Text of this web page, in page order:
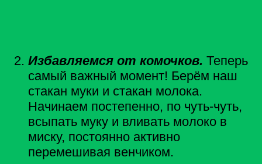
Избавляемся от комочков. Теперь
самый важный момент! Берём наш
стакан муки и стакан молока.
Начинаем постепенно, по чуть-чуть,
всыпать муку и вливать молоко в
миску, постоянно активно
перемешивая венчиком.